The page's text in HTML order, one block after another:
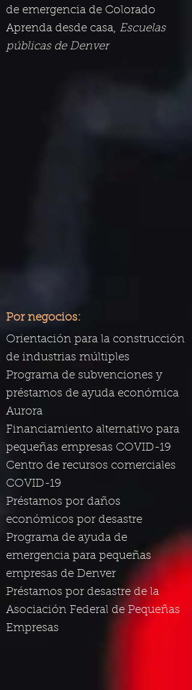
de emergencia de Colorado
Aprenda desde casa, Escuelas
públicas de Denver
Por negocios:
Orientación para la construcción
de industrias múltiples
Programa de subvenciones y
préstamos de ayuda económica
Aurora
Financiamiento alternativo para
pequeñas empresas COVID-19
Centro de recursos comerciales
COVID-19
Préstamos por daños
económicos por desastre
Programa de ayuda de
emergencia para pequeñas
empresas de Denver
Préstamos por desastre de la
Asociación Federal de Pequeñas
Empresas